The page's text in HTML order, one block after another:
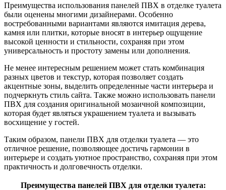
Преимущества использования панелей ПВХ в отделке туалета
были оценены многими дизайнерами. Особенно
востребованными вариантами являются имитация дерева,
камня или плитки, которые вносят в интерьер ощущение
высокой ценности и стильности, сохраняя при этом
универсальность и простоту замены или дополнения.
Не менее интересным решением может стать комбинация
разных цветов и текстур, которая позволяет создать
акцентные зоны, выделить определенные части интерьера и
подчеркнуть стиль сайта. Также можно использовать панели
ПВХ для создания оригинальной мозаичной композиции,
которая будет являться украшением туалета и вызывать
восхищение у гостей.
Таким образом, панели ПВХ для отделки туалета — это
отличное решение, позволяющее достичь гармонии в
интерьере и создать уютное пространство, сохраняя при этом
практичность и долговечность отделки.
Преимущества панелей ПВХ для отделки туалета: